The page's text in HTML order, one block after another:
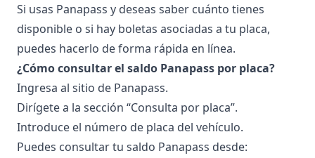
Si usas Panapass y deseas saber cuánto tienes
disponible o si hay boletas asociadas a tu placa,
puedes hacerlo de forma rápida en línea.
¿Cómo consultar el saldo Panapass por placa?
Ingresa al sitio de Panapass.
Dirígete a la sección “Consulta por placa”.
Introduce el número de placa del vehículo.
Puedes consultar tu saldo Panapass desde: